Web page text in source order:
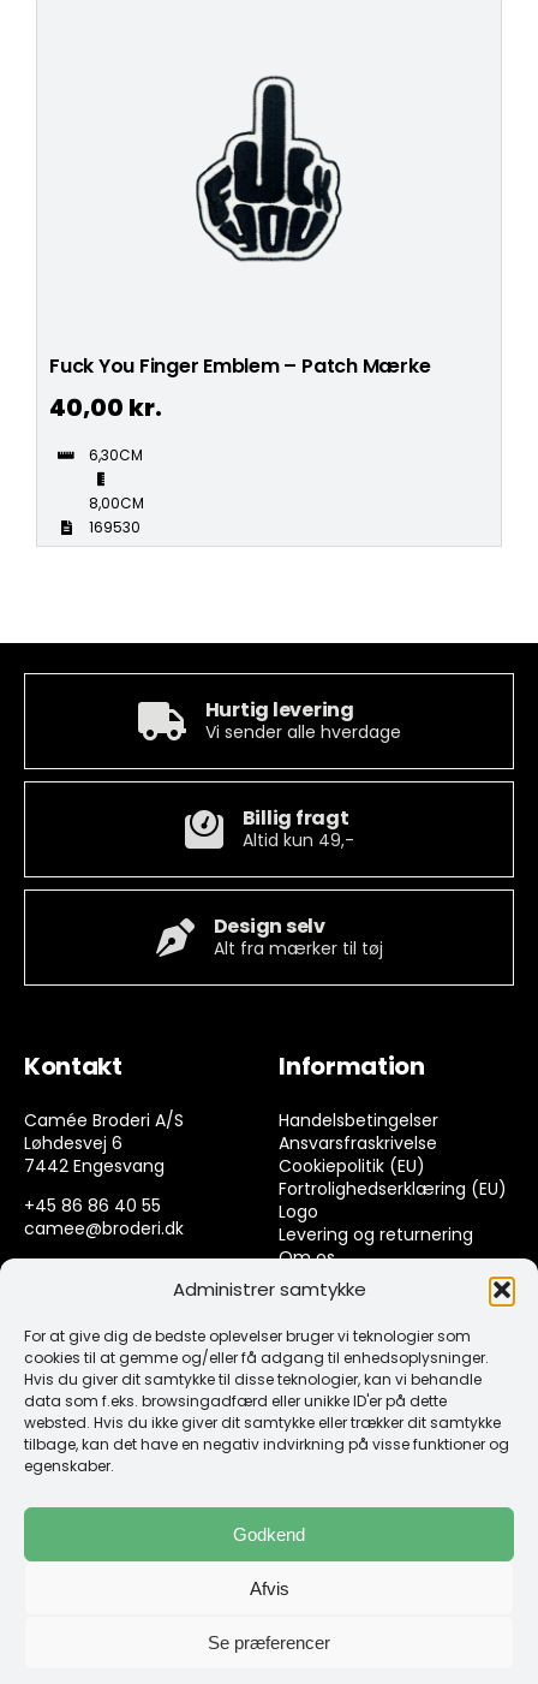
Administrer samtykke
For at give dig de bedste oplevelser bruger vi teknologier som
cookies til at gemme og/eller få adgang til enhedsoplysninger.
Hvis du giver dit samtykke til disse teknologier, kan vi behandle
data som f.eks. browsingadfærd eller unikke ID'er på dette
websted. Hvis du ikke giver dit samtykke eller trækker dit samtykke
tilbage, kan det have en negativ indvirkning på visse funktioner og
egenskaber.
Godkend
Afvis
Se præferencer
Fuck You Finger Emblem – Patch Mærke
40,00 kr.
6,30CM
8,00CM
169530
Hurtig levering
Vi sender alle hverdage
Billig fragt
Altid kun 49,-
Design selv
Alt fra mærker til tøj
Kontakt
Camée Broderi A/S
Løhdesvej 6
7442 Engesvang
+45 86 86 40 55
camee@broderi.dk
Information
Handelsbetingelser
Ansvarsfraskrivelse
Cookiepolitik (EU)
Fortrolighedserklæring (EU)
Logo
Levering og returnering
Om os
Kontakt
Links
Spørgsmål & Svar
Tråd
Design selv guide
Konto
Log ind